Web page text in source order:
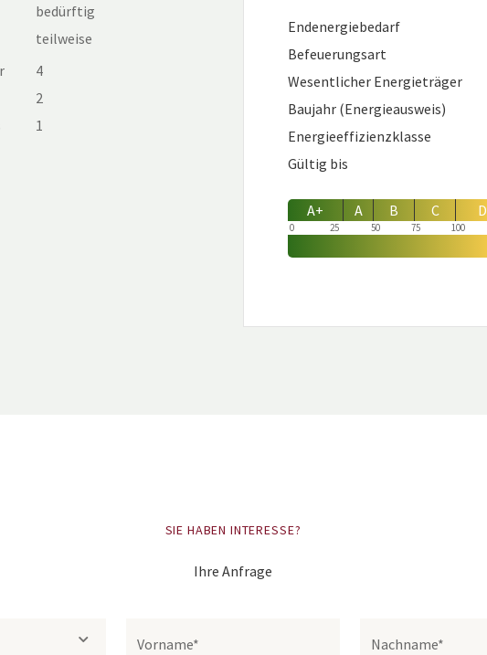
bedürftig
teilweise
4
2
1
Endenergiebedarf
Befeuerungsart
Wesentlicher Energieträger
Baujahr (Energieausweis)
Energieeffizienzklasse
Gültig bis
A+ A B C D
0 25 50 75 100
SIE HABEN INTERESSE?
Ihre Anfrage
Vorname* Nachname*